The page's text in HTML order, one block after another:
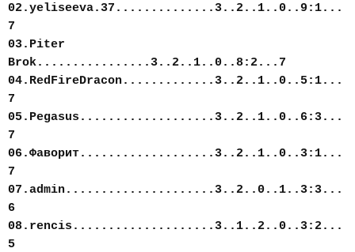
02.yeliseeva.37..............3..2..1..0..9:1...
7
03.Piter
Brok................3..2..1..0..8:2...7
04.RedFireDracon.............3..2..1..0..5:1...
7
05.Pegasus...................3..2..1..0..6:3...
7
06.Фаворит...................3..2..1..0..3:1...
7
07.admin.....................3..2..0..1..3:3...
6
08.rencis....................3..1..2..0..3:2...
5